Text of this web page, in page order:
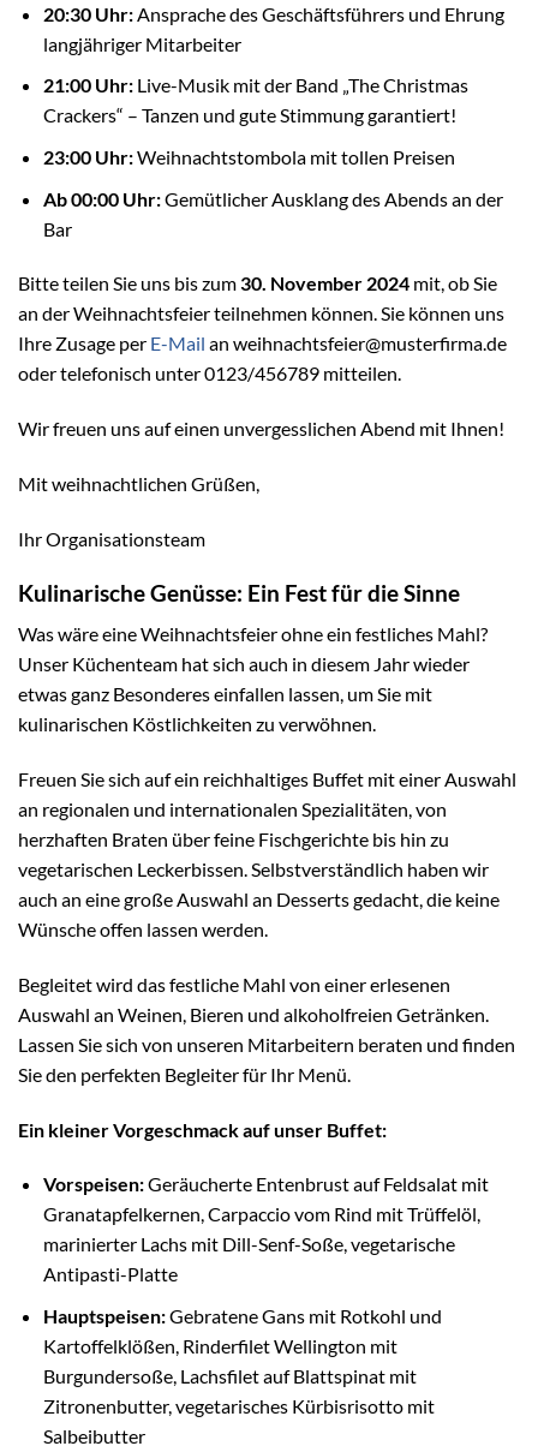
20:30 Uhr:Ansprache des Geschäftsführers und Ehrung
langjähriger Mitarbeiter
21:00 Uhr:Live-Musik mit der Band „The Christmas
Crackers“ – Tanzen und gute Stimmung garantiert!
23:00 Uhr:Weihnachtstombola mit tollen Preisen
Ab 00:00 Uhr:Gemütlicher Ausklang des Abends an der
Bar
Bitte teilen Sie uns bis zum30. November 2024 mit, ob Sie
an der Weihnachtsfeier teilnehmen können. Sie können uns
Ihre Zusage per E-Mail an weihnachtsfeier@musterfirma.de
oder telefonisch unter 0123/456789 mitteilen.
Wir freuen uns auf einen unvergesslichen Abend mit Ihnen!
Mit weihnachtlichen Grüßen,
Ihr Organisationsteam
Kulinarische Genüsse: Ein Fest für die Sinne
Was wäre eine Weihnachtsfeier ohne ein festliches Mahl?
Unser Küchenteam hat sich auch in diesem Jahr wieder
etwas ganz Besonderes einfallen lassen, um Sie mit
kulinarischen Köstlichkeiten zu verwöhnen.
Freuen Sie sich auf ein reichhaltiges Buffet mit einer Auswahl
an regionalen und internationalen Spezialitäten, von
herzhaften Braten über feine Fischgerichte bis hin zu
vegetarischen Leckerbissen. Selbstverständlich haben wir
auch an eine große Auswahl an Desserts gedacht, die keine
Wünsche offen lassen werden.
Begleitet wird das festliche Mahl von einer erlesenen
Auswahl an Weinen, Bieren und alkoholfreien Getränken.
Lassen Sie sich von unseren Mitarbeitern beraten und finden
Sie den perfekten Begleiter für Ihr Menü.
Ein kleiner Vorgeschmack auf unser Buffet:
Vorspeisen:Geräucherte Entenbrust auf Feldsalat mit
Granatapfelkernen, Carpaccio vom Rind mit Trüffelöl,
marinierter Lachs mit Dill-Senf-Soße, vegetarische
Antipasti-Platte
Hauptspeisen:Gebratene Gans mit Rotkohl und
Kartoffelklößen, Rinderfilet Wellington mit
Burgundersoße, Lachsfilet auf Blattspinat mit
Zitronenbutter, vegetarisches Kürbisrisotto mit
Salbeibutter